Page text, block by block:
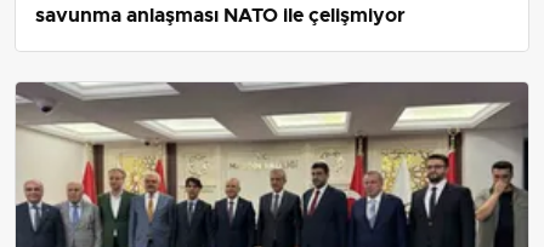
savunma anlaşması NATO ile çelişmiyor